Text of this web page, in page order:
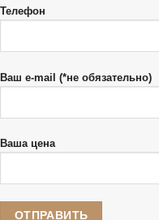
Телефон
Ваш e-mail (*не обязательно)
Ваша цена